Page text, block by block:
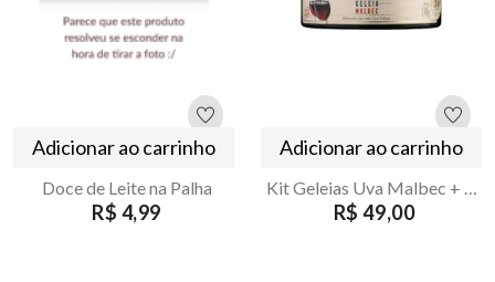
Adicionar ao carrinho
Doce de Leite na Palha
R$ 4,99
Adicionar ao carrinho
Kit Geleias Uva Malbec + Cabernet Casa Madeira 240g
R$ 49,00